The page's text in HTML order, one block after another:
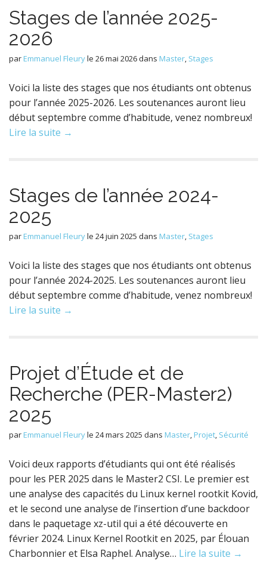
Stages de l’année 2025-
2026
par Emmanuel Fleuryle 26 mai 2026dans Master, Stages
Voici la liste des stages que nos étudiants ont obtenus
pour l’année 2025-2026. Les soutenances auront lieu
début septembre comme d’habitude, venez nombreux!
Lire la suite →
Stages de l’année 2024-
2025
par Emmanuel Fleuryle 24 juin 2025 dans Master, Stages
Voici la liste des stages que nos étudiants ont obtenus
pour l’année 2024-2025. Les soutenances auront lieu
début septembre comme d’habitude, venez nombreux!
Lire la suite →
Projet d’Étude et de
Recherche (PER-Master2)
2025
par Emmanuel Fleuryle 24 mars 2025 dans Master, Projet, Sécurité
Voici deux rapports d’étudiants qui ont été réalisés
pour les PER 2025 dans le Master2 CSI. Le premier est
une analyse des capacités du Linux kernel rootkit Kovid,
et le second une analyse de l’insertion d’une backdoor
dans le paquetage xz-util qui a été découverte en
février 2024. Linux Kernel Rootkit en 2025, par Élouan
Charbonnier et Elsa Raphel. Analyse… Lire la suite →